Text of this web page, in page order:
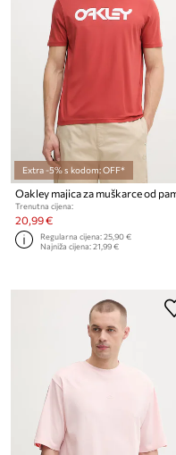
Extra -5% s kodom: OFF*
Trenutna cijena:
20,99 €
Regularna cijena:25,90 €
Najniža cijena:21,99 €